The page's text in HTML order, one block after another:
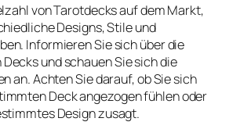
von Tarotdecks auf dem Markt,
Designs, Stile und
Informieren Sie sich über die
und schauen Sie sich die
an. Achten Sie darauf, ob Sie sich
Deck angezogen fühlen oder
Design zusagt.